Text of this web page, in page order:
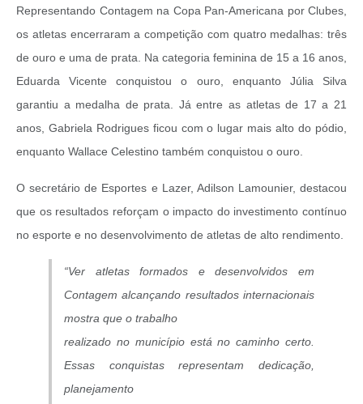
Representando Contagem na Copa Pan-Americana por Clubes,
os atletas encerraram a competição com quatro medalhas: três
de ouro e uma de prata. Na categoria feminina de 15 a 16 anos,
Eduarda Vicente conquistou o ouro, enquanto Júlia Silva
garantiu a medalha de prata. Já entre as atletas de 17 a 21
anos, Gabriela Rodrigues ficou com o lugar mais alto do pódio,
enquanto Wallace Celestino também conquistou o ouro.
O secretário de Esportes e Lazer, Adilson Lamounier, destacou
que os resultados reforçam o impacto do investimento contínuo
no esporte e no desenvolvimento de atletas de alto rendimento.
“Ver atletas formados e desenvolvidos em
Contagem alcançando resultados internacionais
mostra que o trabalho
realizado no município está no caminho certo.
Essas conquistas representam dedicação,
planejamento